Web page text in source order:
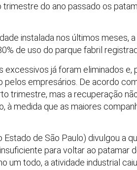
do ano passado os
instalada nos últimos meses,
de uso do parque fabril
já foram eliminados e,
empresários. De acordo
trimestre, mas a recuperação
à medida que as maiores
de São Paulo) divulgou a
para voltar ao patamar
todo, a atividade industrial caiu